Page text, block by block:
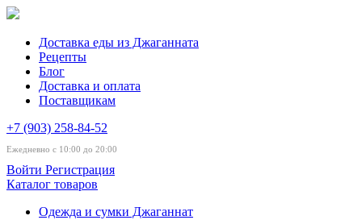
Доставка еды из Джаганната
Рецепты
Блог
Доставка и оплата
Поставщикам
+7 (903) 258-84-52
Ежедневно с 10:00 до 20:00
Войти Регистрация
Каталог товаров
Одежда и сумки Джаганнат